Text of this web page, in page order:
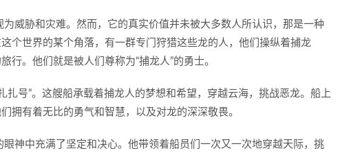
威胁和灾难。然而，它的真实价值并未被大多数人所认识，那是一种
个世界的某个角落，有一群专门狩猎这些龙的人，他们操纵着捕龙
行。他们就是被人们尊称为“捕龙人”的勇士。
扎号”。这艘船承载着捕龙人的梦想和希望，穿越云海，挑战恶龙。船上
拥有着无比的勇气和智慧，以及对龙的深深敬畏。
神中充满了坚定和决心。他带领着船员们一次又一次地穿越天际，挑